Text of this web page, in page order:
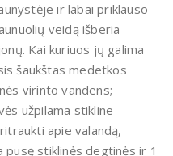
ir labai priklauso
veidą išberia
Kai kuriuos jų galima
šaukštas medetkos
virinto vandens;
užpilama stikline
apie valandą,
pusę stiklinės degtinės ir 1